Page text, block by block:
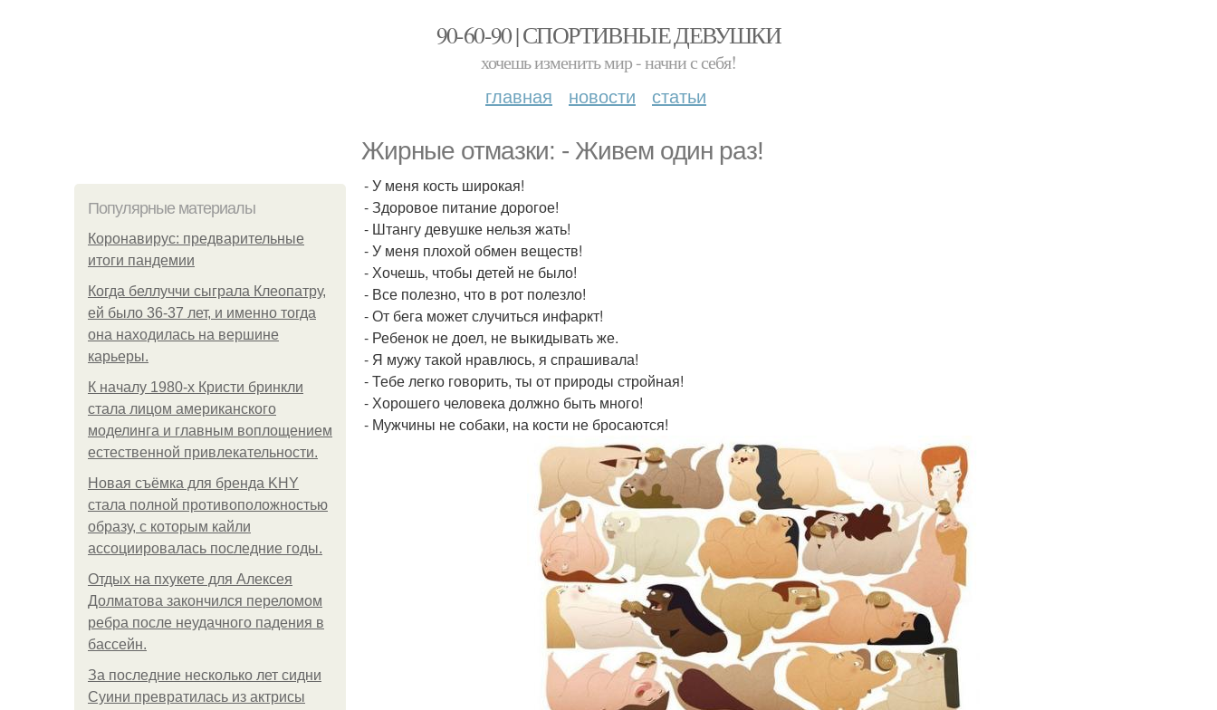
90-60-90 | СПОРТИВНЫЕ ДЕВУШКИ
хочешь изменить мир - начни с себя!
главная новости статьи
Жирные отмазки: - Живем один раз!
Популярные материалы
Коронавирус: предварительные
итоги пандемии
Когда беллуччи сыграла Клеопатру,
ей было 36-37 лет, и именно тогда
она находилась на вершине
карьеры.
К началу 1980-х Кристи бринкли
стала лицом американского
моделинга и главным воплощением
естественной привлекательности.
Новая съёмка для бренда KHY
стала полной противоположностью
образу, с которым кайли
ассоциировалась последние годы.
Отдых на пхукете для Алексея
Долматова закончился переломом
ребра после неудачного падения в
бассейн.
За последние несколько лет сидни
Суини превратилась из актрисы
- У меня кость широкая!
- Здоровое питание дорогое!
- Штангу девушке нельзя жать!
- У меня плохой обмен веществ!
- Хочешь, чтобы детей не было!
- Все полезно, что в рот полезло!
- От бега может случиться инфаркт!
- Ребенок не доел, не выкидывать же.
- Я мужу такой нравлюсь, я спрашивала!
- Тебе легко говорить, ты от природы стройная!
- Хорошего человека должно быть много!
- Мужчины не собаки, на кости не бросаются!